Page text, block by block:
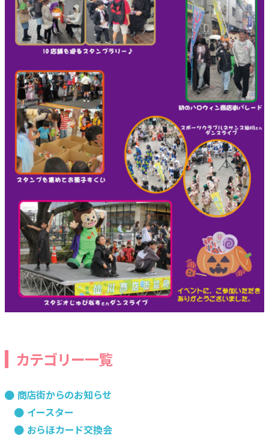
カテゴリー一覧
商店街からのお知らせ
イースター
おらほカード交換会